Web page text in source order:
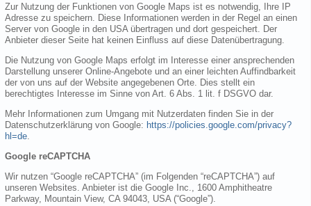
Zur Nutzung der Funktionen von Google Maps ist es notwendig, Ihre IP
Adresse zu speichern. Diese Informationen werden in der Regel an einen
Server von Google in den USA übertragen und dort gespeichert. Der
Anbieter dieser Seite hat keinen Einfluss auf diese Datenübertragung.
Die Nutzung von Google Maps erfolgt im Interesse einer ansprechenden
Darstellung unserer Online-Angebote und an einer leichten Auffindbarkeit
der von uns auf der Website angegebenen Orte. Dies stellt ein
berechtigtes Interesse im Sinne von Art. 6 Abs. 1 lit. f DSGVO dar.
Mehr Informationen zum Umgang mit Nutzerdaten finden Sie in der
Datenschutzerklärung von Google: https://policies.google.com/privacy?
hl=de
Google reCAPTCHA
Wir nutzen “Google reCAPTCHA” (im Folgenden “reCAPTCHA”) auf
unseren Websites. Anbieter ist die Google Inc., 1600 Amphitheatre
Parkway, Mountain View, CA 94043, USA (“Google”).